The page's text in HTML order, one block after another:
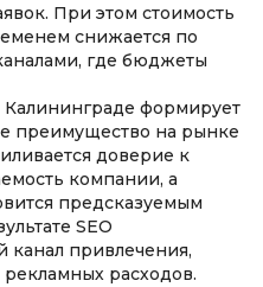
При этом стоимость
снижается по
где бюджеты
формирует
преимущество на рынке
доверие к
компании, а
предсказуемым
SEO
канал привлечения,
расходов.